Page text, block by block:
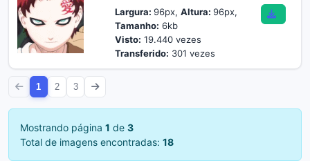
Largura: 96px, Altura: 96px,
Tamanho: 6kb
Visto: 19.440 vezes
Transferido: 301 vezes
1 2 3
Mostrando página 1 de 3
Total de imagens encontradas: 18